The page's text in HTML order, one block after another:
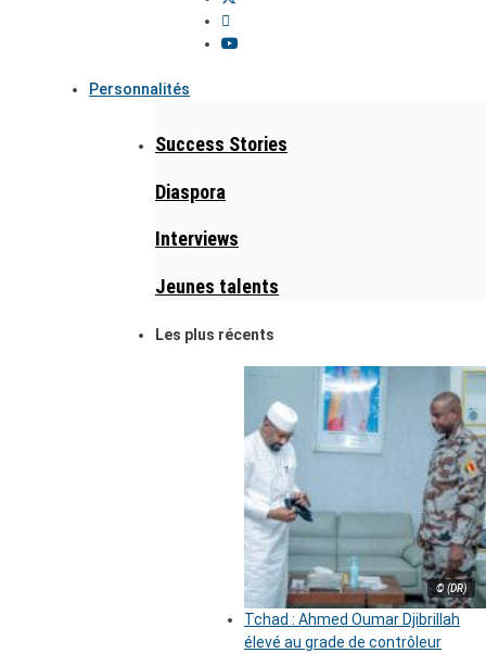
Personnalités
Success Stories
Diaspora
Interviews
Jeunes talents
Les plus récents
© (DR)
Tchad : Ahmed Oumar Djibrillah
élevé au grade de contrôleur